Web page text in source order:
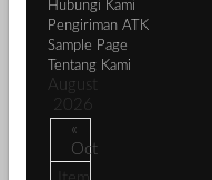
Hubungi Kami
Pengiriman ATK
Sample Page
Tentang Kami
August
2026
«
Oct